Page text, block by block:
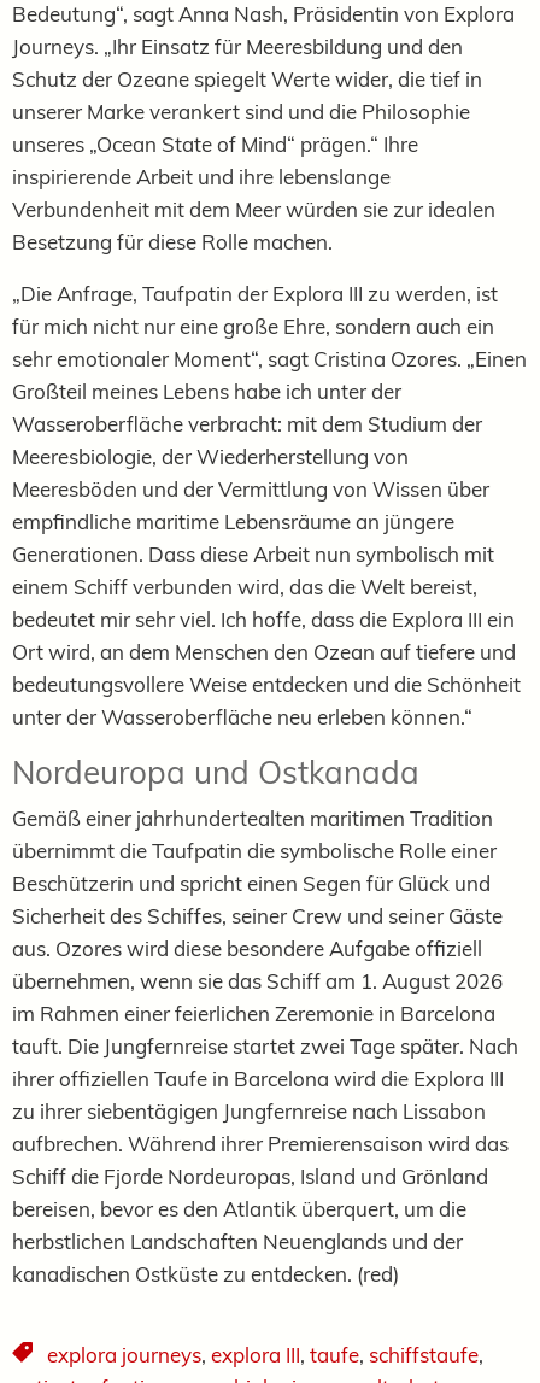
Bedeutung“, sagt Anna Nash, Präsidentin von Explora
Journeys. „Ihr Einsatz für Meeresbildung und den
Schutz der Ozeane spiegelt Werte wider, die tief in
unserer Marke verankert sind und die Philosophie
unseres „Ocean State of Mind“ prägen.“ Ihre
inspirierende Arbeit und ihre lebenslange
Verbundenheit mit dem Meer würden sie zur idealen
Besetzung für diese Rolle machen.
„Die Anfrage, Taufpatin der Explora III zu werden, ist
für mich nicht nur eine große Ehre, sondern auch ein
sehr emotionaler Moment“, sagt Cristina Ozores. „Einen
Großteil meines Lebens habe ich unter der
Wasseroberfläche verbracht: mit dem Studium der
Meeresbiologie, der Wiederherstellung von
Meeresböden und der Vermittlung von Wissen über
empfindliche maritime Lebensräume an jüngere
Generationen. Dass diese Arbeit nun symbolisch mit
einem Schiff verbunden wird, das die Welt bereist,
bedeutet mir sehr viel. Ich hoffe, dass die Explora III ein
Ort wird, an dem Menschen den Ozean auf tiefere und
bedeutungsvollere Weise entdecken und die Schönheit
unter der Wasseroberfläche neu erleben können.“
Nordeuropa und Ostkanada
Gemäß einer jahrhundertealten maritimen Tradition
übernimmt die Taufpatin die symbolische Rolle einer
Beschützerin und spricht einen Segen für Glück und
Sicherheit des Schiffes, seiner Crew und seiner Gäste
aus. Ozores wird diese besondere Aufgabe offiziell
übernehmen, wenn sie das Schiff am 1. August 2026
im Rahmen einer feierlichen Zeremonie in Barcelona
tauft. Die Jungfernreise startet zwei Tage später. Nach
ihrer offiziellen Taufe in Barcelona wird die Explora III
zu ihrer siebentägigen Jungfernreise nach Lissabon
aufbrechen. Während ihrer Premierensaison wird das
Schiff die Fjorde Nordeuropas, Island und Grönland
bereisen, bevor es den Atlantik überquert, um die
herbstlichen Landschaften Neuenglands und der
kanadischen Ostküste zu entdecken. (red)
explora journeys, explora III, taufe, schiffstaufe,